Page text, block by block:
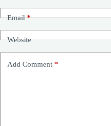
Email*
Website
Add Comment *